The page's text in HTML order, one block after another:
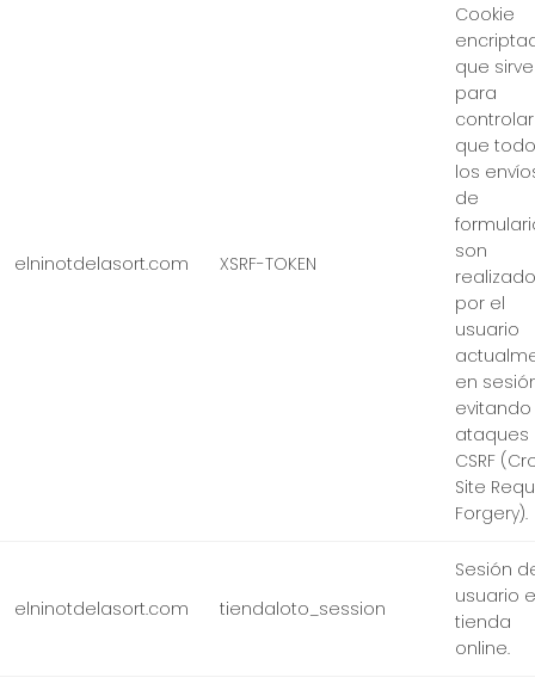
elninotdelasort.com XSRF-TOKEN
Cookie
que sirve
para
controlar
que
los
de
son
por el
usuario
en
evitando
ataques
CSRF
Site
Forgery).
elninotdelasort.com tiendaloto_session
Sesión
usuario
tienda
online.